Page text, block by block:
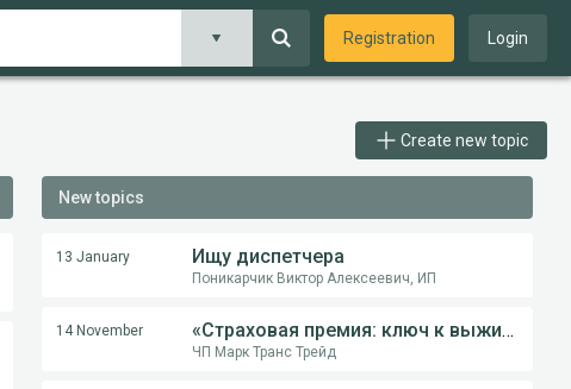
Registration Login
Create new topic
New topics
13 January Ищу диспетчера
Поникарчик Виктор Алексеевич, ИП
14 November «Страховая премия: ключ к выживанию перевозчика в международной логистике»
ЧП Марк Транс Трейд